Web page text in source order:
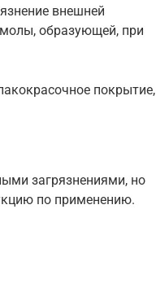
внешней
образующей, при
покрытие,
загрязнениями, но
по применению.